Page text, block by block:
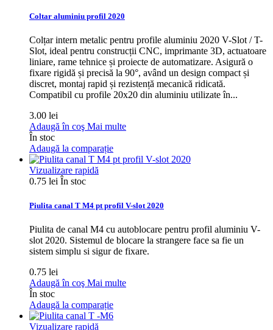
Coltar aluminiu profil 2020
Colțar intern metalic pentru profile aluminiu 2020 V-Slot / T-
Slot, ideal pentru construcții CNC, imprimante 3D, actuatoare
liniare, rame tehnice și proiecte de automatizare. Asigură o
fixare rigidă și precisă la 90°, având un design compact și
discret, montaj rapid și rezistență mecanică ridicată.
Compatibil cu profile 20x20 din aluminiu utilizate în...
3.00 lei
Adaugă în coş Mai multe
În stoc
Adaugă la comparație
Vizualizare rapidă
0.75 lei În stoc
Piulita canal T M4 pt profil V-slot 2020
Piulita de canal M4 cu autoblocare pentru profil aluminiu V-
slot 2020. Sistemul de blocare la strangere face sa fie un
sistem simplu si sigur de fixare.
0.75 lei
Adaugă în coş Mai multe
În stoc
Adaugă la comparație
Vizualizare rapidă